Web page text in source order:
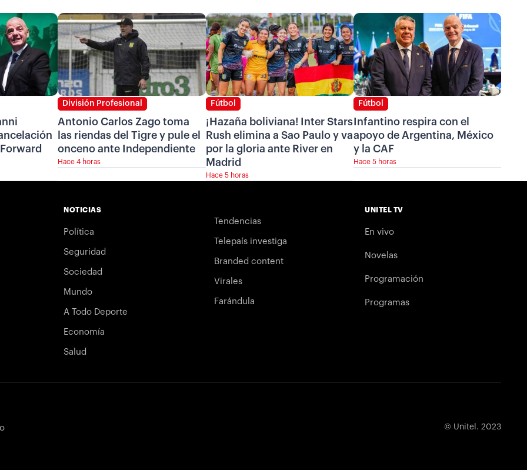
División Profesional
Antonio Carlos Zago toma
las riendas del Tigre y pule el
onceno ante Independiente
Hace 4 horas
Fútbol
¡Hazaña boliviana! Inter Stars
Rush elimina a Sao Paulo y va
por la gloria ante River en
Madrid
Hace 5 horas
Fútbol
Infantino respira con el
apoyo de Argentina, México
y la CAF
Hace 5 horas
NOTICIAS
Política
Seguridad
Sociedad
Mundo
A Todo Deporte
Economía
Salud
Tendencias
Telepaís investiga
Branded content
Virales
Farándula
UNITEL TV
En vivo
Novelas
Programación
Programas
© Unitel. 2023